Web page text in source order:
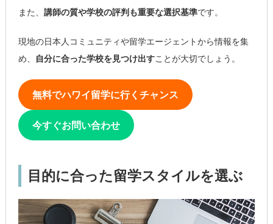
また、 講師の質や学校の評判も重要な選択基準です。
現地の日本人コミュニティや留学エージェントから情報を集
め、
自分に合った学校を見つけ出すことが大切でしょう。
無料でハワイ留学に行くチャンス
今すぐお問い合わせ
目的に合った留学スタイルを選ぶ